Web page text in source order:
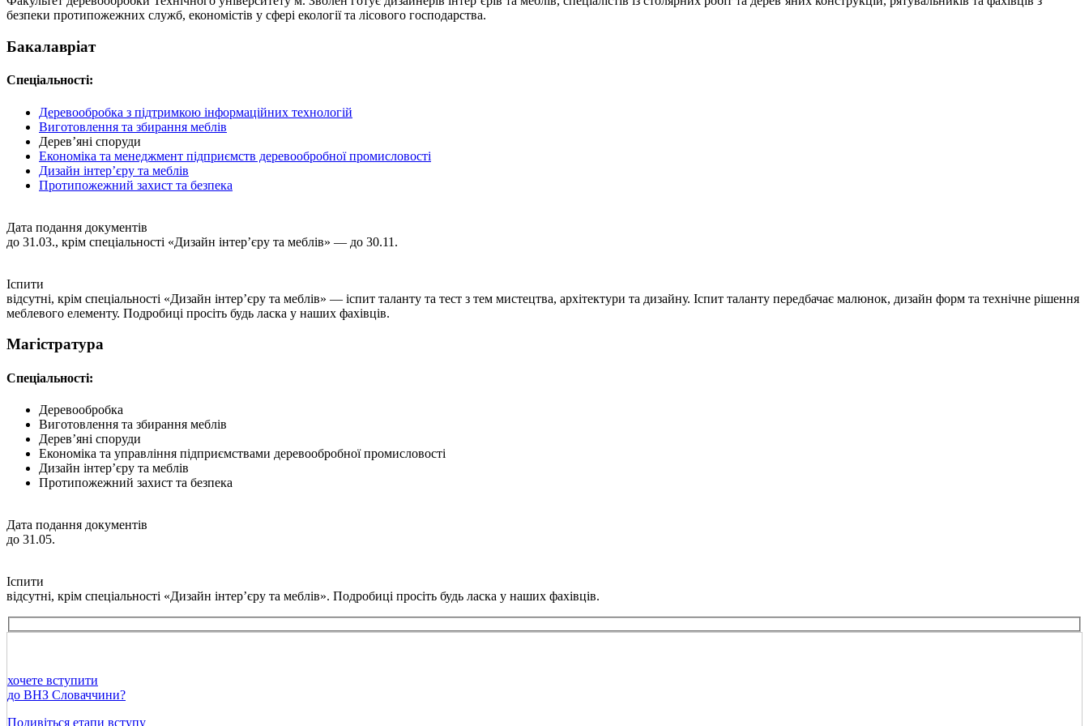
безпеки протипожежних служб, економістів у сфері екології та лісового господарства.
Бакалавріат
Спеціальності:
Деревообробка з підтримкою інформаційних технологій
Виготовлення та збирання меблів
Дерев’яні споруди
Економіка та менеджмент підприємств деревообробної промисловості
Дизайн інтер’єру та меблів
Протипожежний захист та безпека
Дата подання документів
до 31.03., крім спеціальності «Дизайн інтер’єру та меблів» — до 30.11.
Іспити
відсутні, крім спеціальності «Дизайн інтер’єру та меблів» — іспит таланту та тест з тем мистецтва, архітектури та дизайну. Іспит таланту передбачає малюнок, дизайн форм та технічне рішення
меблевого елементу. Подробиці просіть будь ласка у наших фахівців.
Магістратура
Спеціальності:
Деревообробка
Виготовлення та збирання меблів
Дерев’яні споруди
Економіка та управління підприємствами деревообробної промисловості
Дизайн інтер’єру та меблів
Протипожежний захист та безпека
Дата подання документів
до 31.05.
Іспити
відсутні, крім спеціальності «Дизайн інтер’єру та меблів». Подробиці просіть будь ласка у наших фахівців.
хочете вступити
до ВНЗ Словаччини?
Подивіться етапи вступу